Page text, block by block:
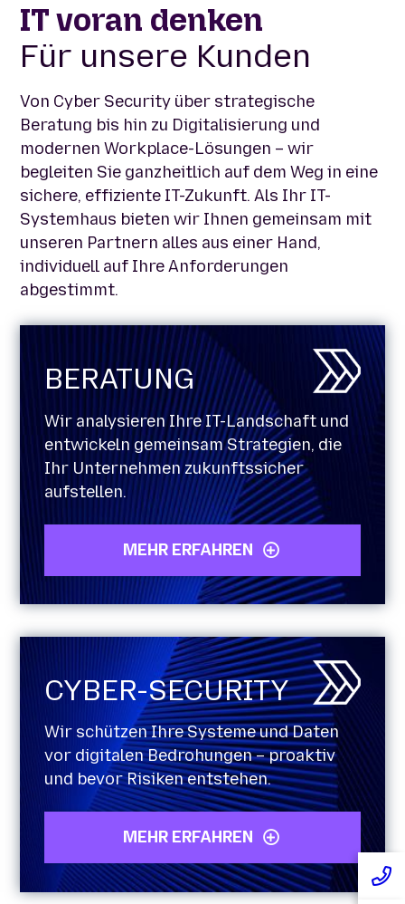
IT voran denken
Für unsere Kunden
Von Cyber Security über strategische
Beratung bis hin zu Digitalisierung und
modernen Workplace-Lösungen – wir
begleiten Sie ganzheitlich auf dem Weg in eine
sichere, effiziente IT-Zukunft. Als Ihr IT-
Systemhaus bieten wir Ihnen gemeinsam mit
unseren Partnern alles aus einer Hand,
individuell auf Ihre Anforderungen
abgestimmt.
BERATUNG
Wir analysieren Ihre IT-Landschaft und
entwickeln gemeinsam Strategien, die
Ihr Unternehmen zukunftssicher
aufstellen.
MEHR ERFAHREN
CYBER-SECURITY
Wir schützen Ihre Systeme und Daten
vor digitalen Bedrohungen – proaktiv
und bevor Risiken entstehen.
MEHR ERFAHREN